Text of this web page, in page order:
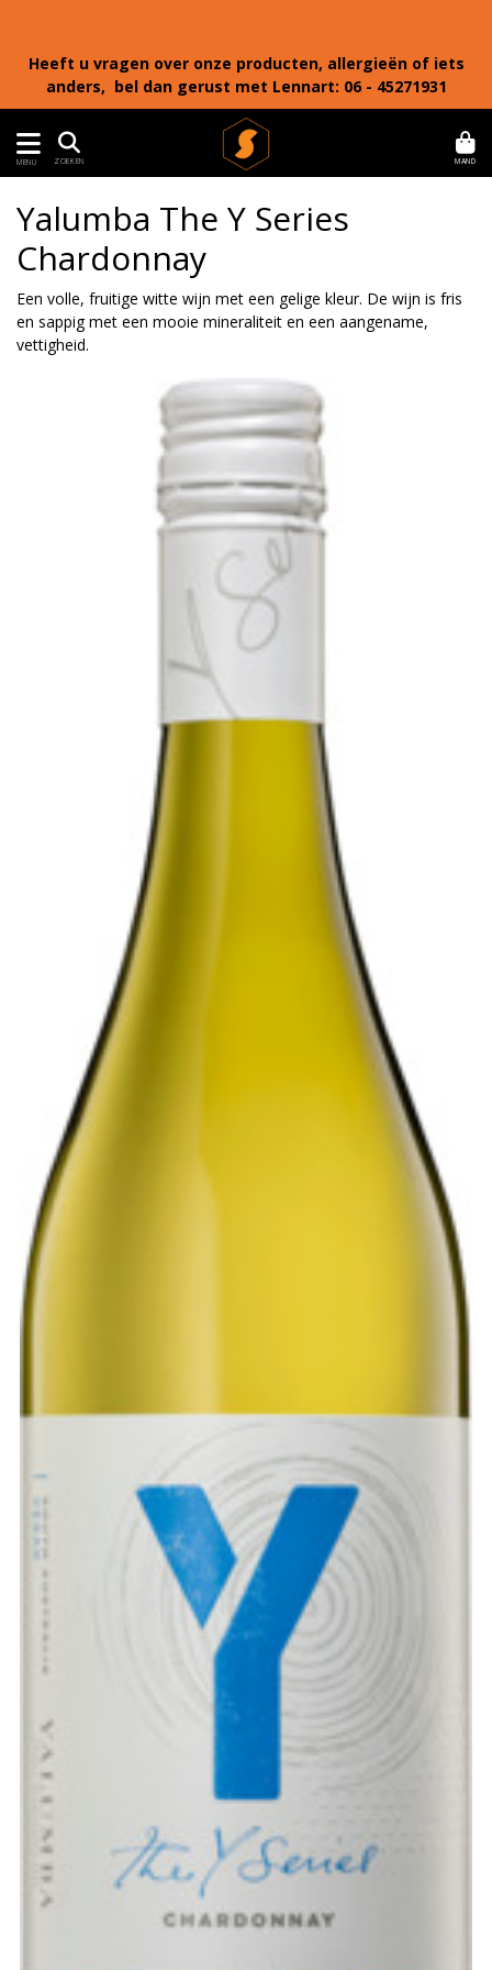
Heeft u vragen over onze producten, allergieën of iets
anders, bel dan gerust met Lennart: 06 - 45271931
MENU ZOEKEN MAND
Yalumba The Y Series
Chardonnay
Een volle, fruitige witte wijn met een gelige kleur. De wijn is fris
en sappig met een mooie mineraliteit en een aangename,
vettigheid.